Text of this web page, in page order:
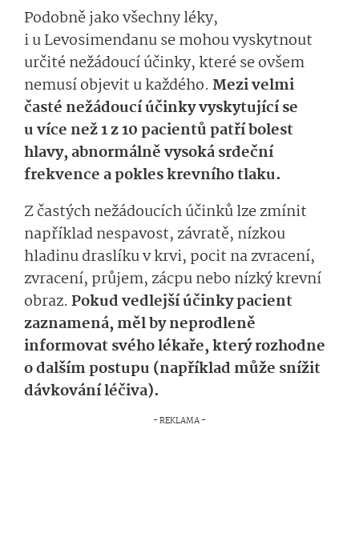
Podobně jako všechny léky,
i u Levosimendanu se mohou vyskytnout
určité nežádoucí účinky, které se ovšem
nemusí objevit u každého. Mezi velmi
časté nežádoucí účinky vyskytující se
u více než 1 z 10 pacientů patří bolest
hlavy, abnormálně vysoká srdeční
frekvence a pokles krevního tlaku.
Z častých nežádoucích účinků lze zmínit
například nespavost, závratě, nízkou
hladinu draslíku v krvi, pocit na zvracení,
zvracení, průjem, zácpu nebo nízký krevní
obraz. Pokud vedlejší účinky pacient
zaznamená, měl by neprodleně
informovat svého lékaře, který rozhodne
o dalším postupu (například může snížit
dávkování léčiva).